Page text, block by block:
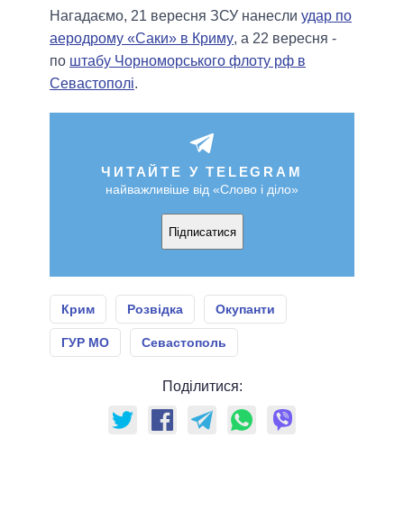
Нагадаємо, 21 вересня ЗСУ нанесли удар по
аеродрому «Саки» в Криму, а 22 вересня -
по штабу Чорноморського флоту рф в
Севастополі.
ЧИТАЙТЕ У TELEGRAM
найважливіше від «Слово і діло»
Підписатися
Крим Розвідка Окупанти
ГУР МО Севастополь
Поділитися: